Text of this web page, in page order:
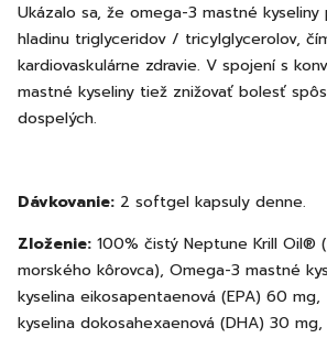
Ukázalo sa, že omega-3 mastné
hladinu triglyceridov / tricylglycerolov,
kardiovaskulárne zdravie. V spojení s
mastné kyseliny tiež znižovať bolesť
dospelých.
Dávkovanie: 2 softgel kapsuly denne.
Zloženie: 100% čistý Neptune Krill Oil®
morského kôrovca), Omega-3 mastné
kyselina eikosapentaenová (EPA) 60 mg,
kyselina dokosahexaenová (DHA) 30